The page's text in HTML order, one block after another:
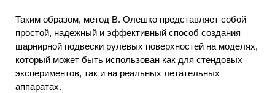
Таким образом, метод В. Олешко представляет собой
простой, надежный и эффективный способ создания
шарнирной подвески рулевых поверхностей на моделях,
который может быть использован как для стендовых
экспериментов, так и на реальных летательных
аппаратах.